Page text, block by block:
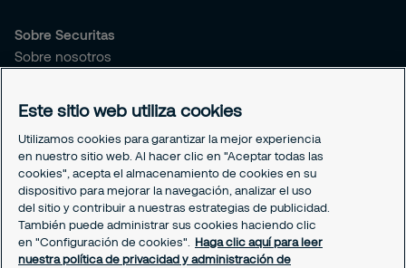
Sobre Securitas
Sobre nosotros
Legal
Aviso de privacidad
Securitas México
Securitas Transport Aviation
Código de conducta para socios de negocio
Configuración de cookies
Este sitio web utiliza cookies
Utilizamos cookies para garantizar la mejor experiencia
en nuestro sitio web. Al hacer clic en "Aceptar todas las
cookies", acepta el almacenamiento de cookies en su
dispositivo para mejorar la navegación, analizar el uso
del sitio y contribuir a nuestras estrategias de publicidad.
También puede administrar sus cookies haciendo clic
en "Configuración de cookies".
Haga clic aquí para leer
nuestra política de privacidad y administración de